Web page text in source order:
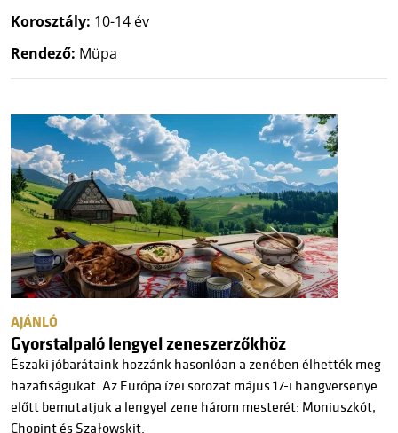
Korosztály: 10-14 év
Rendező: Müpa
AJÁNLÓ
Gyorstalpaló lengyel zeneszerzőkhöz
Északi jóbarátaink hozzánk hasonlóan a zenében élhették meg
hazafiságukat. Az Európa ízei sorozat május 17-i hangversenye
előtt bemutatjuk a lengyel zene három mesterét: Moniuszkót,
Chopint és Szałowskit.